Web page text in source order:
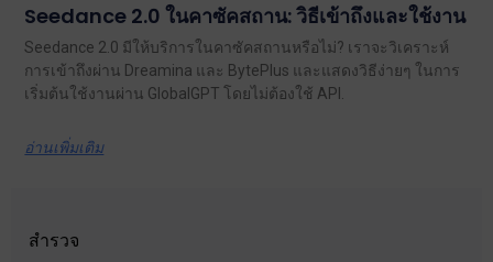
Seedance 2.0 ในคาซัคสถาน: วิธีเข้าถึงและใช้งาน
Seedance 2.0 มีให้บริการในคาซัคสถานหรือไม่? เราจะวิเคราะห์
การเข้าถึงผ่าน Dreamina และ BytePlus และแสดงวิธีง่ายๆ ในการ
เริ่มต้นใช้งานผ่าน GlobalGPT โดยไม่ต้องใช้ API.
อ่านเพิ่มเติม
สำรวจ